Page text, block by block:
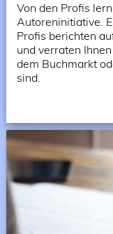
Von den Profis
Autoreninitiative.
Profis berichten
und verraten
dem Buchmarkt
sind.